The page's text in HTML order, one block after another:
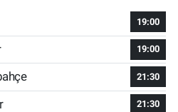
19:00
19:00
21:30
21:30